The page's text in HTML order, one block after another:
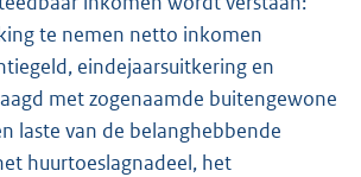
te nemen netto inkomen
eindejaarsuitkering en
met zogenaamde buitengewone
laste van de belanghebbende
huurtoeslagnadeel, het